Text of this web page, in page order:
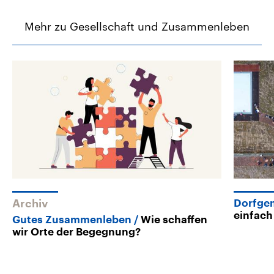
Mehr zu Gesellschaft und Zusammenleben
Archiv
Gutes Zusammenleben
Wie schaffen
wir Orte der Begegnung?